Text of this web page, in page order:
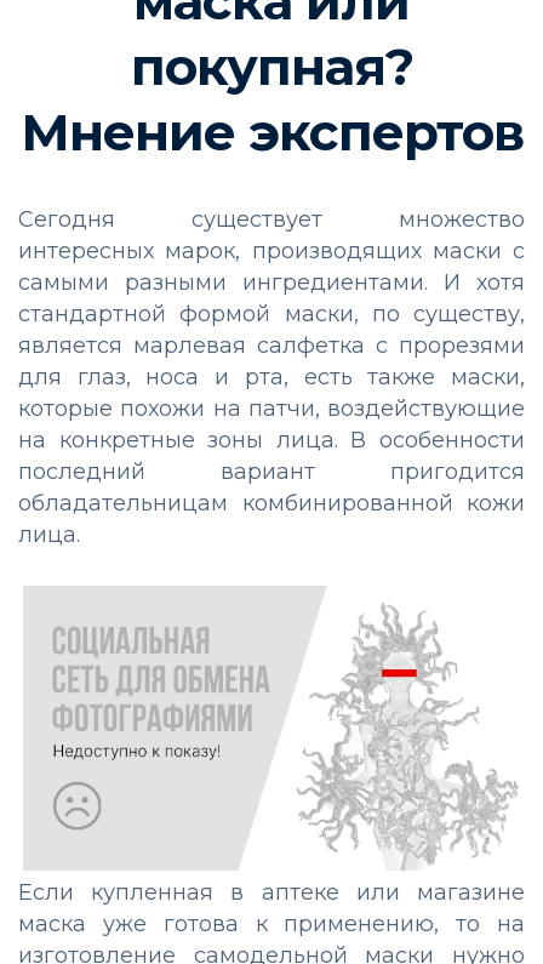
покупная?
Мнение экспертов
Сегодня существует множество
интересных марок, производящих маски с
самыми разными ингредиентами. И хотя
стандартной формой маски, по существу,
является марлевая салфетка с прорезями
для глаз, носа и рта, есть также маски,
которые похожи на патчи, воздействующие
на конкретные зоны лица. В особенности
последний вариант пригодится
обладательницам комбинированной кожи
лица.
Если купленная в аптеке или магазине
маска уже готова к применению, то на
изготовление самодельной маски нужно